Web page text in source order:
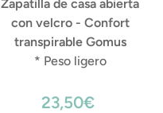
Zapatilla de casa abierta
con velcro - Confort
transpirable Gomus
* Peso ligero
23,50€